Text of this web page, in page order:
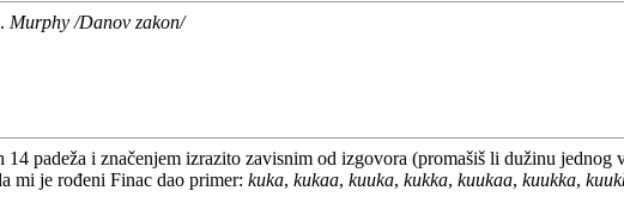
Murphy /Danov zakon/
padeža i značenjem izrazito zavisnim od izgovora (promašiš li dužinu jednog
mi je rođeni Finac dao primer: kuka, kukaa, kuuka, kukka, kuukaa, kuukka,